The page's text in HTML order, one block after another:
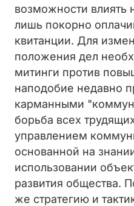
возможности влиять
лишь покорно
квитанции. Для
положения дел
митинги против
наподобие недавно
карманными
борьба всех
управлением
основанной на
использовании
развития общества.
же стратегию и